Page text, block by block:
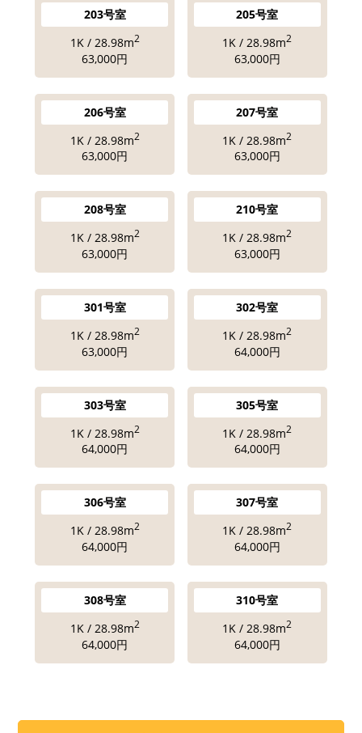
203号室
1K / 28.98m2
63,000円
205号室
1K / 28.98m2
63,000円
206号室
1K / 28.98m2
63,000円
207号室
1K / 28.98m2
63,000円
208号室
1K / 28.98m2
63,000円
210号室
1K / 28.98m2
63,000円
301号室
1K / 28.98m2
63,000円
302号室
1K / 28.98m2
64,000円
303号室
1K / 28.98m2
64,000円
305号室
1K / 28.98m2
64,000円
306号室
1K / 28.98m2
64,000円
307号室
1K / 28.98m2
64,000円
308号室
1K / 28.98m2
64,000円
310号室
1K / 28.98m2
64,000円